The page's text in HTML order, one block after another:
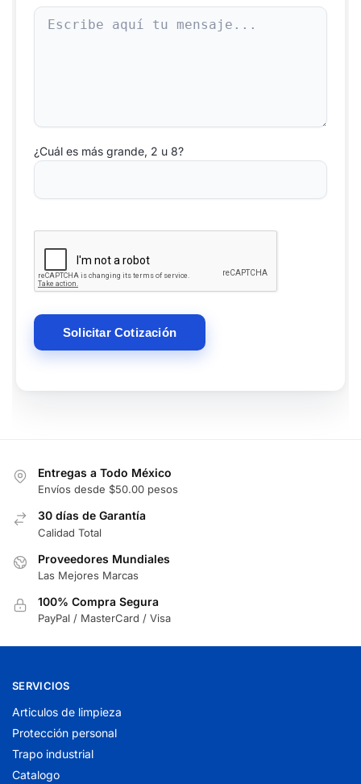
¿Cuál es más grande, 2 u 8?
Entregas a Todo México
Envíos desde $50.00 pesos
30 días de Garantía
Calidad Total
Proveedores Mundiales
Las Mejores Marcas
100% Compra Segura
PayPal / MasterCard / Visa
SERVICIOS
Articulos de limpieza
Protección personal
Trapo industrial
Catalogo